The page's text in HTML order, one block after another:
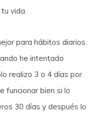
vida.
para hábitos diarios.
he intentado
realizo 3 o 4 días por
funcionar bien si lo
30 días y después lo